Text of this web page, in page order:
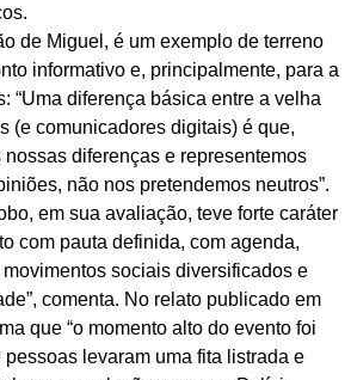
de Miguel, é um exemplo de terreno
informativo e, principalmente, para a
“Uma diferença básica entre a velha
(e comunicadores digitais) é que,
diferenças e representemos
não nos pretendemos neutros”.
em sua avaliação, teve forte caráter
com pauta definida, com agenda,
sociais diversificados e
comenta. No relato publicado em
que “o momento alto do evento foi
levaram uma fita listrada e